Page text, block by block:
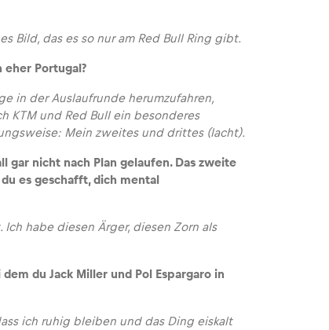
Bild, das es so nur am Red Bull Ring gibt.
Portugal?
in der Auslaufrunde herumzufahren,
KTM und Red Bull ein besonderes
Mein zweites und drittes (lacht).
gar nicht nach Plan gelaufen. Das zweite
es geschafft, dich mental
habe diesen Ärger, diesen Zorn als
du Jack Miller und Pol Espargaro in
ich ruhig bleiben und das Ding eiskalt